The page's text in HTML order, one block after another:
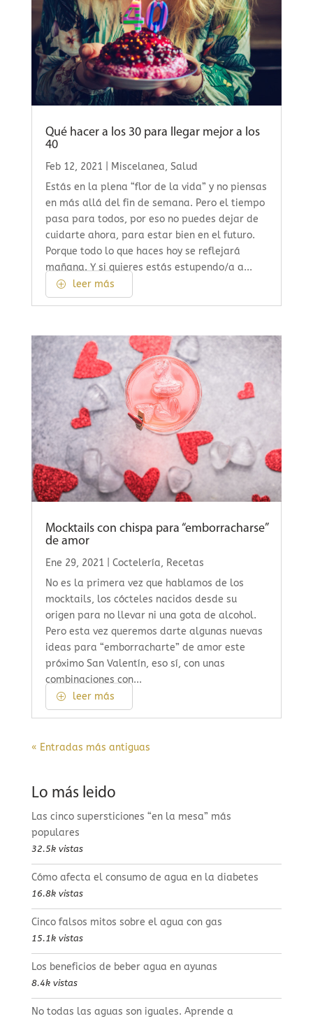
Qué hacer a los 30 para llegar mejor a los
40
Feb 12, 2021 Miscelanea, Salud
Estás en la plena “flor de la vida” y no piensas
en más allá del fin de semana. Pero el tiempo
pasa para todos, por eso no puedes dejar de
cuidarte ahora, para estar bien en el futuro.
Porque todo lo que haces hoy se reflejará
mañana. Y si quieres estás estupendo/a a...
leer más
Mocktails con chispa para “emborracharse”
de amor
Ene 29, 2021 Coctelería, Recetas
No es la primera vez que hablamos de los
mocktails, los cócteles nacidos desde su
origen para no llevar ni una gota de alcohol.
Pero esta vez queremos darte algunas nuevas
ideas para “emborracharte” de amor este
próximo San Valentín, eso sí, con unas
combinaciones con...
leer más
« Entradas más antiguas
Lo más leido
Las cinco supersticiones “en la mesa” más
populares
32.5k vistas
Cómo afecta el consumo de agua en la diabetes
16.8k vistas
Cinco falsos mitos sobre el agua con gas
15.1k vistas
Los beneficios de beber agua en ayunas
8.4k vistas
No todas las aguas son iguales. Aprende a